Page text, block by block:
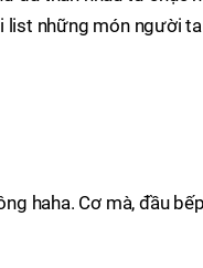
list những món người ta
haha. Cơ mà, đầu